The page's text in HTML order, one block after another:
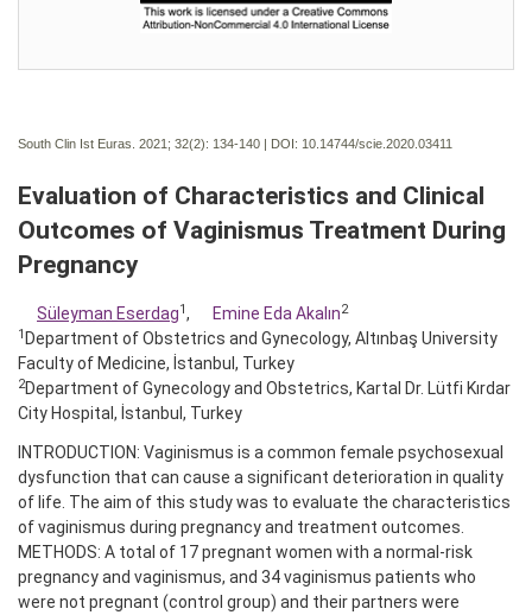
South Clin Ist Euras. 2021; 32(2): 134-140 | DOI: 10.14744/scie.2020.03411
Evaluation of Characteristics and Clinical
Outcomes of Vaginismus Treatment During
Pregnancy
Süleyman Eserdag1, Emine Eda Akalın2
1 Department of Obstetrics and Gynecology, Altınbaş University
Faculty of Medicine, İstanbul, Turkey
2Department of Gynecology and Obstetrics, Kartal Dr. Lütfi Kırdar
City Hospital, İstanbul, Turkey
INTRODUCTION: Vaginismus is a common female psychosexual
dysfunction that can cause a significant deterioration in quality
of life. The aim of this study was to evaluate the characteristics
of vaginismus during pregnancy and treatment outcomes.
METHODS: A total of 17 pregnant women with a normal-risk
pregnancy and vaginismus, and 34 vaginismus patients who
were not pregnant (control group) and their partners were